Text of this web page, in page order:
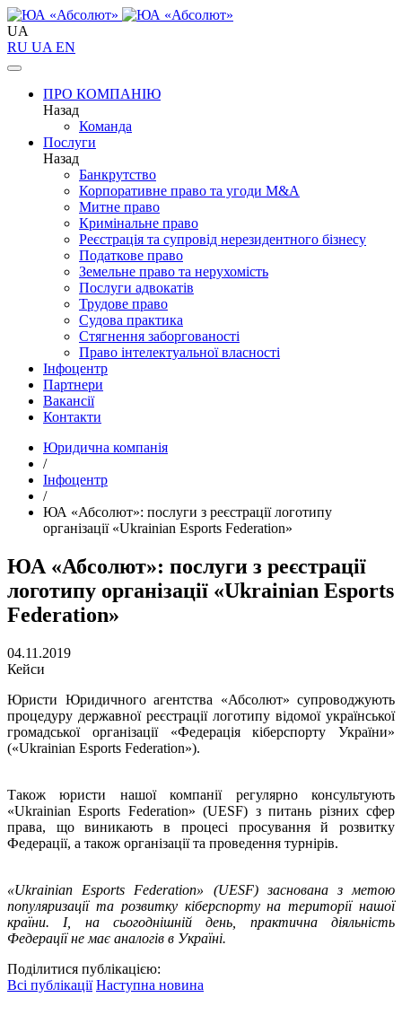
UA
RU UA EN
ПРО КОМПАНІЮ
Назад
Команда
Послуги
Назад
Банкрутство
Корпоративне право та угоди M&A
Митне право
Кримінальне право
Реєстрація та супровід нерезидентного бізнесу
Податкове право
Земельне право та нерухомість
Послуги адвокатів
Трудове право
Судова практика
Стягнення заборгованості
Право інтелектуальної власності
Інфоцентр
Партнери
Вакансії
Контакти
Юридична компанія
/
Інфоцентр
/
ЮА «Абсолют»: послуги з реєстрації логотипу
організації «Ukrainian Esports Federation»
ЮА «Абсолют»: послуги з реєстрації
логотипу організації «Ukrainian Esports
Federation»
04.11.2019
Кейси
Юристи Юридичного агентства «Абсолют» супроводжують
процедуру державної реєстрації логотипу відомої української
громадської організації «Федерація кіберспорту України»
(«Ukrainian Esports Federation»).
Також юристи нашої компанії регулярно консультують
«Ukrainian Esports Federation» (UESF) з питань різних сфер
права, що виникають в процесі просування й розвитку
Федерації, а також організації та проведення турнірів.
«Ukrainian Esports Federation» (UESF) заснована з метою
популяризації та розвитку кіберспорту на території нашої
країни. І, на сьогоднішній день, практична діяльність
Федерації не має аналогів в Україні.
Поділитися публікацією:
Всі публікації Наступна новина